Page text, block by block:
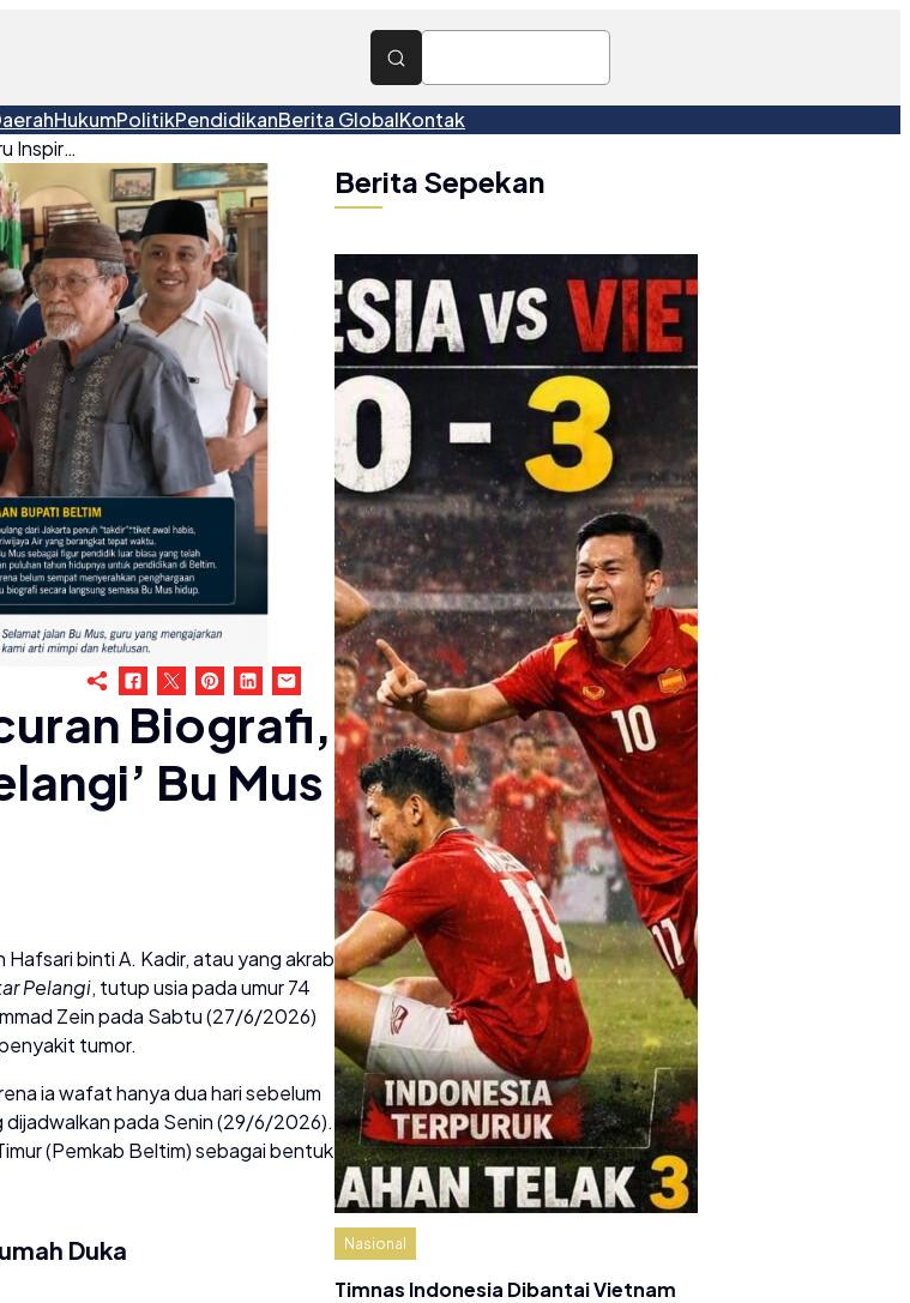
HukumPolitikPendidikanBerita GlobalKontak
​Dua Hari Sebelum Peluncuran Biografi, Guru Inspiratif ‘Laskar Pelangi’ Bu Mus Wafat
Biografi,
Bu Mus
binti A. Kadir, atau yang akrab
Pelangi, tutup usia pada umur 74
Zein pada Sabtu (27/6/2026)
tumor.
ia wafat hanya dua hari sebelum
dijadwalkan pada Senin (29/6/2026).
(Pemkab Beltim) sebagai bentuk
Duka
Berita Sepekan
Nasional
Timnas Indonesia Dibantai Vietnam